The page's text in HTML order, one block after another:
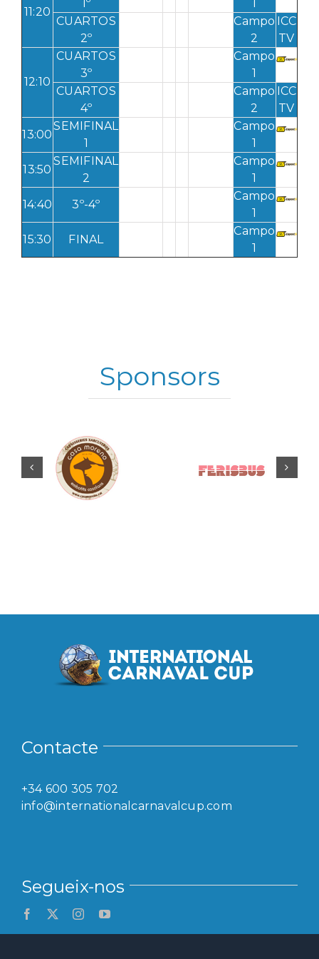
11:20
1º
1
CUARTOS
2º
Campo
2
ICC
TV
12:10
CUARTOS
3º
Campo
1
CUARTOS
4º
Campo
2
ICC
TV
13:00
SEMIFINAL
1
Campo
1
13:50
SEMIFINAL
2
Campo
1
14:40
3º-4º
Campo
1
15:30
FINAL
Campo
1
Sponsors
Contacte
+34 600 305 702
info@internationalcarnavalcup.com
Segueix-nos